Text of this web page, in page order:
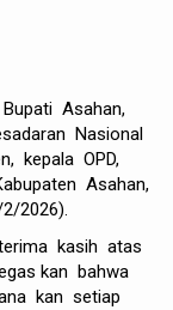
Asahan,
Nasional
kepala OPD,
Asahan,
2026).
kasih atas
kan bahwa
kan setiap